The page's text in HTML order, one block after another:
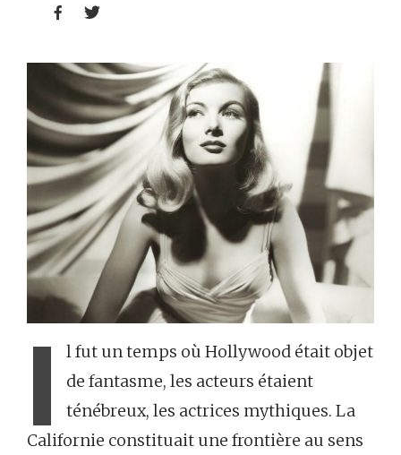
 
I
l fut un temps où Hollywood était objet
de fantasme, les acteurs étaient
ténébreux, les actrices mythiques. La
Californie constituait une frontière au sens